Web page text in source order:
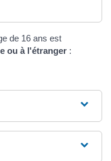
de 16 ans est
ou à l'étranger :